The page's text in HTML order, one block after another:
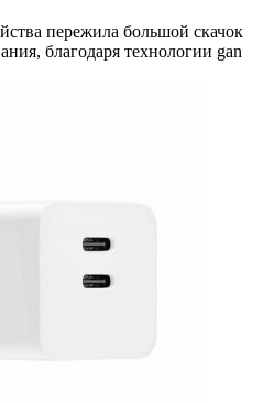
пережила большой скачок
благодаря технологии gan